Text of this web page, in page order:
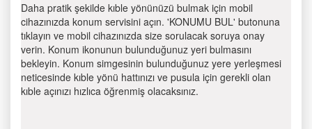
Daha pratik şekilde kıble yönünüzü bulmak için mobil
cihazınızda konum servisini açın. 'KONUMU BUL' butonuna
tıklayın ve mobil cihazınızda size sorulacak soruya onay
verin. Konum ikonunun bulunduğunuz yeri bulmasını
bekleyin. Konum simgesinin bulunduğunuz yere yerleşmesi
neticesinde kıble yönü hattınızı ve pusula için gerekli olan
kıble açınızı hızlıca öğrenmiş olacaksınız.